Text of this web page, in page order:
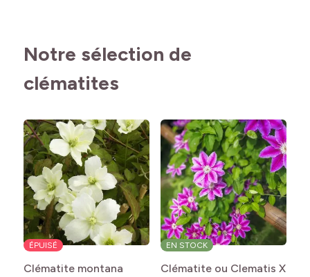
Notre sélection de
clématites
ÉPUISÉ
Clématite montana
EN STOCK
Clématite ou Clematis X